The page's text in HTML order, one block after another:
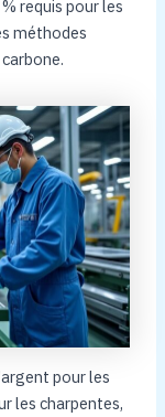
requis pour les
méthodes
pour les
les charpentes,